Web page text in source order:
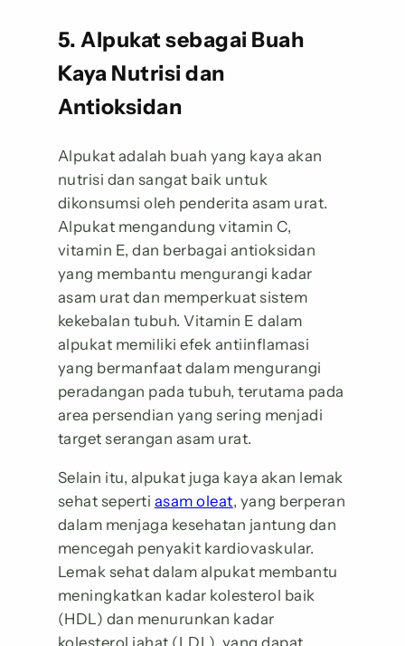
5. Alpukat sebagai Buah
Kaya Nutrisi dan
Antioksidan
Alpukat adalah buah yang kaya akan
nutrisi dan sangat baik untuk
dikonsumsi oleh penderita asam urat.
Alpukat mengandung vitamin C,
vitamin E, dan berbagai antioksidan
yang membantu mengurangi kadar
asam urat dan memperkuat sistem
kekebalan tubuh. Vitamin E dalam
alpukat memiliki efek antiinflamasi
yang bermanfaat dalam mengurangi
peradangan pada tubuh, terutama pada
area persendian yang sering menjadi
target serangan asam urat.
Selain itu, alpukat juga kaya akan lemak
sehat seperti asam oleat, yang berperan
dalam menjaga kesehatan jantung dan
mencegah penyakit kardiovaskular.
Lemak sehat dalam alpukat membantu
meningkatkan kadar kolesterol baik
(HDL) dan menurunkan kadar
kolesterol jahat (LDL), yang dapat